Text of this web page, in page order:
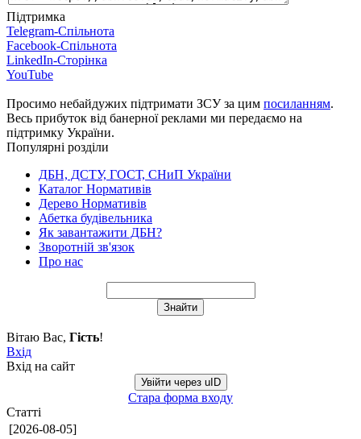
Підтримка
Telegram-Спільнота
Facebook-Спільнота
LinkedIn-Сторінка
YouTube
Просимо небайдужих підтримати ЗСУ за цим посиланням.
Весь прибуток від банерної реклами ми передаємо на
підтримку України.
Популярні розділи
ДБН, ДСТУ, ГОСТ, СНиП України
Каталог Нормативів
Дерево Нормативів
Абетка будівельника
Як завантажити ДБН?
Зворотній зв'язок
Про нас
Вітаю Вас, Гість!
Вхід
Вхід на сайт
Увійти через uID
Стара форма входу
Статті
[2026-08-05]